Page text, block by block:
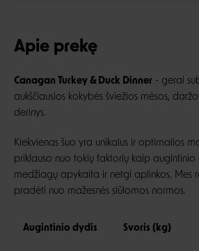
Apie prekę
Canagan Turkey & Duck Dinner - gerai
aukščiausios kokybės šviežios mėsos,
derinys.
Kiekvienas šuo yra unikalus ir optimalios
priklauso nuo tokių faktorių kaip augintinio
medžiagų apykaita ir netgi aplinkos. Mes
pradėti nuo mažesnės siūlomos normos.
Augintinio dydis Svoris (kg)